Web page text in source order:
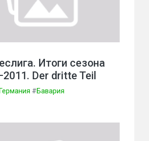
Итоги сезона
Der dritte Teil
Германия #Бавария